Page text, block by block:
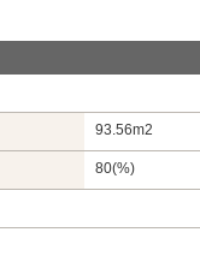
93.56m2
80(%)